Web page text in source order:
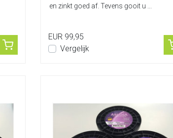
en zinkt goed af. Tevens gooit u ...
EUR 99,95
Vergelijk